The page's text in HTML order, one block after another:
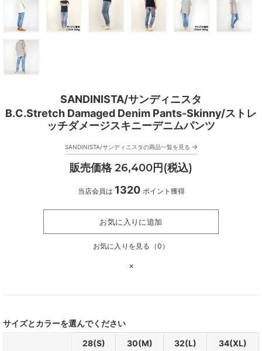
SANDINISTA/サンディニスタ
B.C.Stretch Damaged Denim Pants-Skinny/ストレ
ッチダメージスキニーデニムパンツ
SANDINISTA/サンディニスタの商品一覧を見る →
販売価格 26,400円(税込)
当店会員は 1320 ポイント獲得
お気に入りに追加
お気に入りを見る（0 ）
×
サイズとカラーを選んでください
28(S)
30(M) 32(L) 34(XL)